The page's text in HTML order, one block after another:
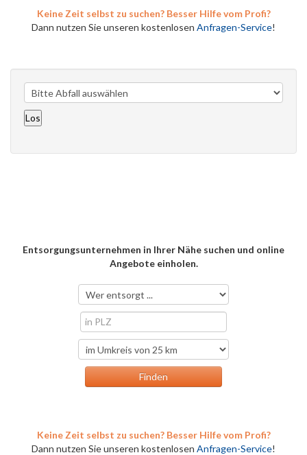
Keine Zeit selbst zu suchen? Besser Hilfe vom Profi?
Dann nutzen Sie unseren kostenlosen Anfragen-Service!
Entsorgungsunternehmen in Ihrer Nähe suchen und online
Angebote einholen.
Keine Zeit selbst zu suchen? Besser Hilfe vom Profi?
Dann nutzen Sie unseren kostenlosen Anfragen-Service!